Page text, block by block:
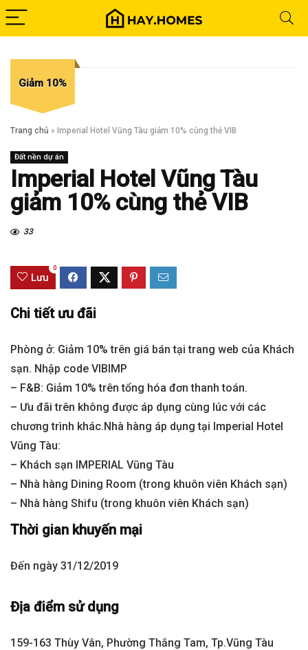
Giảm 10%
Trang chủ » Imperial Hotel Vũng Tàu giảm 10% cùng thẻ VIB
Đất nền dự án
Imperial Hotel Vũng Tàu
giảm 10% cùng thẻ VIB
33
Lưu
0
Chi tiết ưu đãi
Phòng ở: Giảm 10% trên giá bán tại trang web của Khách
sạn. Nhập code VIBIMP
– F&B: Giảm 10% trên tổng hóa đơn thanh toán.
– Ưu đãi trên không được áp dụng cùng lúc với các
chương trình khác.Nhà hàng áp dụng tại Imperial Hotel
Vũng Tàu:
– Khách sạn IMPERIAL Vũng Tàu
– Nhà hàng Dining Room (trong khuôn viên Khách sạn)
– Nhà hàng Shifu (trong khuôn viên Khách sạn)
Thời gian khuyến mại
Đến ngày 31/12/2019
Địa điểm sử dụng
159-163 Thùy Vân, Phường Thắng Tam, Tp.Vũng Tàu